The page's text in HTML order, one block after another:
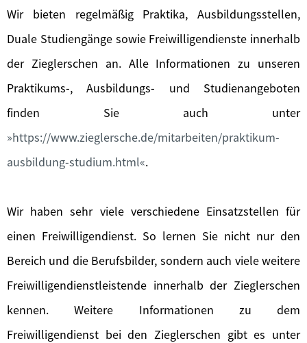
Wir bieten regelmäßig Praktika, Ausbildungsstellen,
Duale Studiengänge sowie Freiwilligendienste innerhalb
der Zieglerschen an. Alle Informationen zu unseren
Praktikums-, Ausbildungs- und Studienangeboten
finden Sie auch unter
https://www.zieglersche.de/mitarbeiten/praktikum-
ausbildung-studium.html .
Wir haben sehr viele verschiedene Einsatzstellen für
einen Freiwilligendienst. So lernen Sie nicht nur den
Bereich und die Berufsbilder, sondern auch viele weitere
Freiwilligendienstleistende innerhalb der Zieglerschen
kennen. Weitere Informationen zu dem
Freiwilligendienst bei den Zieglerschen gibt es unter